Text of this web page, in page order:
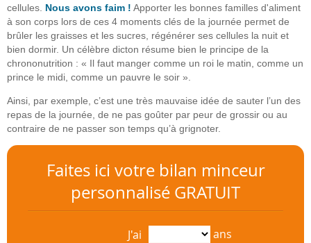
cellules. Nous avons faim ! Apporter les bonnes familles d'aliment
à son corps lors de ces 4 moments clés de la journée permet de
brûler les graisses et les sucres, régénérer ses cellules la nuit et
bien dormir. Un célèbre dicton résume bien le principe de la
chrononutrition : « Il faut manger comme un roi le matin, comme un
prince le midi, comme un pauvre le soir ».
Ainsi, par exemple, c’est une très mauvaise idée de sauter l’un des
repas de la journée, de ne pas goûter par peur de grossir ou au
contraire de ne passer son temps qu’à grignoter.
Faites ici votre bilan minceur
personnalisé GRATUIT
J'ai
ans